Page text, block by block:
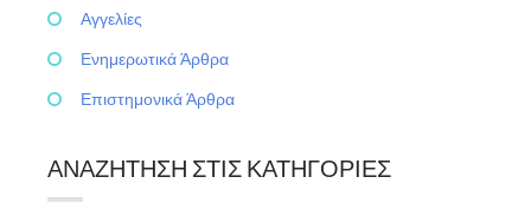
Αγγελίες
Ενημερωτικά Άρθρα
Επιστημονικά Άρθρα
ΑΝΑΖΉΤΗΣΗ ΣΤΙΣ ΚΑΤΗΓΟΡΊΕΣ